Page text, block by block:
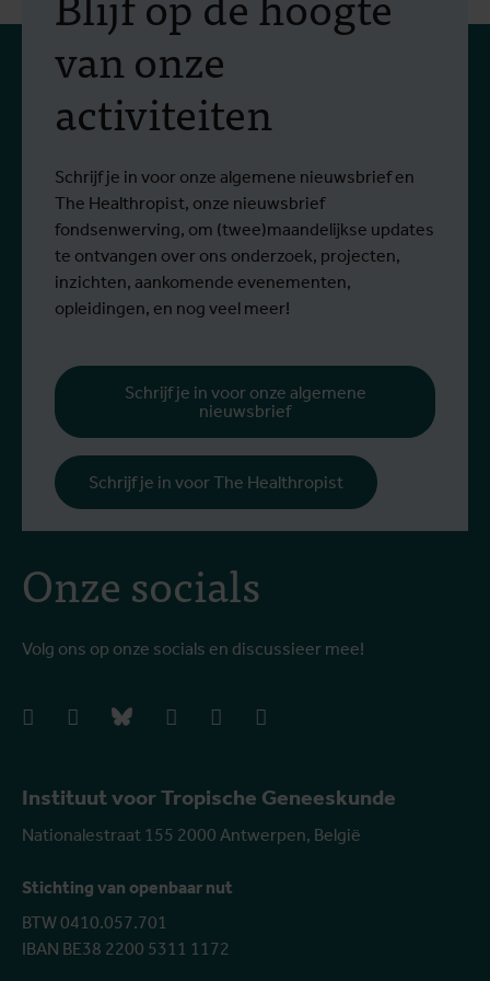
naar twee behandelingen
tegen het Bundibugyo-
virus
Sinds het begin van de uitbraak zijn meer
430 mensen overleden.
Instituut voor Tropische Geneeskunde
Nationalestraat 155 2000 Antwerpen, België
Stichting van openbaar nut
BTW 0410.057.701
IBAN BE38 2200 5311 1172
Onze socials
Volg ons op onze socials en discussieer mee!
facebookinstagrambluesky linkedIn youtube
van onze
activiteiten
Schrijf je in voor onze algemene nieuwsbrief en
The Healthropist, onze nieuwsbrief
fondsenwerving, om (twee)maandelijkse updates
te ontvangen over ons onderzoek, projecten,
inzichten, aankomende evenementen,
opleidingen, en nog veel meer!
Schrijf je in voor onze algemene
nieuwsbrief
Schrijf je in voor The Healthropist